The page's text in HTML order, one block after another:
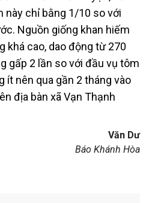
này chỉ bằng 1/10 so với
Nguồn giống khan hiếm
khá cao, dao động từ 270
gấp 2 lần so với đầu vụ tôm
ít nên qua gần 2 tháng vào
địa bàn xã Vạn Thạnh
Văn Dư
Báo Khánh Hòa